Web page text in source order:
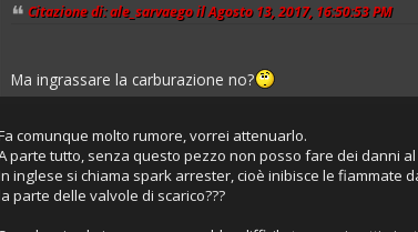
Citazione di: ale_sarvaego il Agosto 13, 2017, 16:50:53 PM
Ma ingrassare la carburazione no?
comunque molto rumore, vorrei attenuarlo.
parte tutto, senza questo pezzo non posso fare dei danni
inglese si chiama spark arrester, cioè inibisce le fiammate
parte delle valvole di scarico???